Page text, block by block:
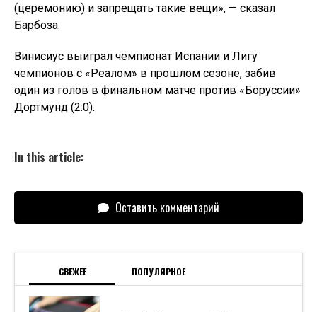
(церемонию) и запрещать такие вещи», — сказал
Барбоза.
Винисиус выиграл чемпионат Испании и Лигу
чемпионов с «Реалом» в прошлом сезоне, забив
один из голов в финальном матче против «Боруссии»
Дортмунд (2:0).
In this article:
Оставить комментарий
СВЕЖЕЕ ПОПУЛЯРНОЕ